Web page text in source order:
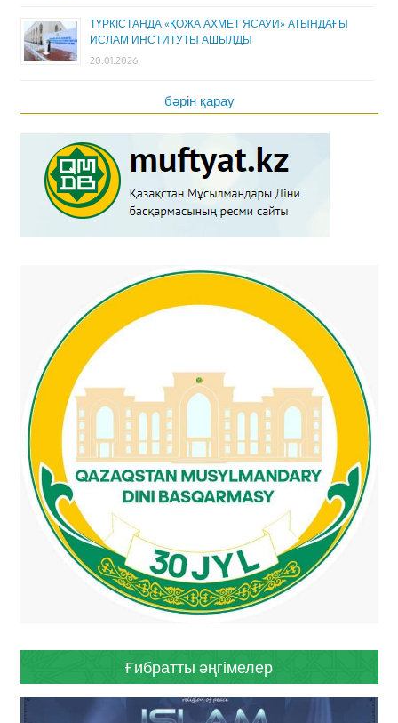
ТҮРКІСТАНДА «ҚОЖА АХМЕТ ЯСАУИ» АТЫНДАҒЫ
ИСЛАМ ИНСТИТУТЫ АШЫЛДЫ
20.01.2026
бәрін қарау
Ғибратты әңгімелер